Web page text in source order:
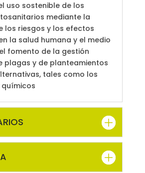
uso sostenible de los
mediante la
los riesgos y los efectos
la salud humana y el medio
fomento de la gestión
plagas y de planteamientos
tales como los